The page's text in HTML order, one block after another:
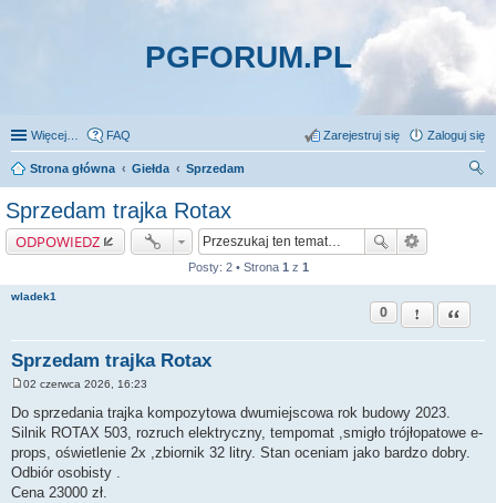
PGFORUM.PL
Więcej… FAQ Zaloguj się
Zarejestruj się
Strona główna Giełda
Sprzedam
Sprzedam trajka Rotax
ODPOWIEDZ
Posty: 2 • Strona 1 z 1
wladek1
Sprzedam trajka Rotax
0 Zgłoś ten post
Cytuj
s
02 czerwca 2026, 16:23
Do sprzedania trajka kompozytowa dwumiejscowa rok budowy 2023.
Silnik ROTAX 503, rozruch elektryczny, tempomat ,smigło trójłopatowe e-
props, oświetlenie 2x ,zbiornik 32 litry. Stan oceniam jako bardzo dobry.
Odbiór osobisty .
Cena 23000 zł.